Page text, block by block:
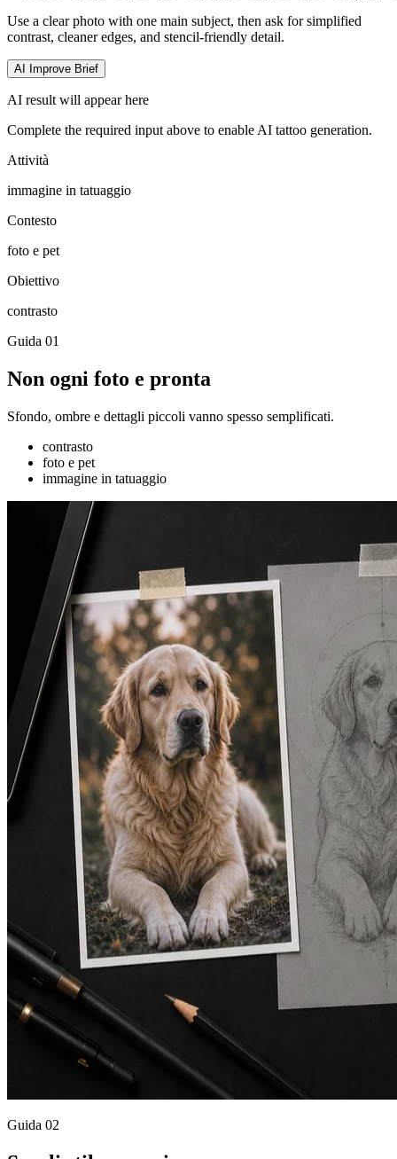
Use a clear photo with one main subject, then ask for simplified
contrast, cleaner edges, and stencil-friendly detail.
AI Improve Brief
AI result will appear here
Complete the required input above to enable AI tattoo generation.
Attività
immagine in tatuaggio
Contesto
foto e pet
Obiettivo
contrasto
Guida 01
Non ogni foto e pronta
Sfondo, ombre e dettagli piccoli vanno spesso semplificati.
contrasto
foto e pet
immagine in tatuaggio
Guida 02